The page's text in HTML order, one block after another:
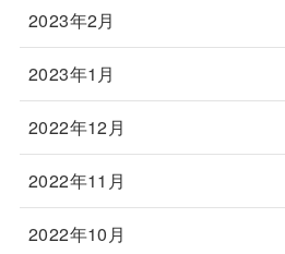
2023年2月
2023年1月
2022年12月
2022年11月
2022年10月